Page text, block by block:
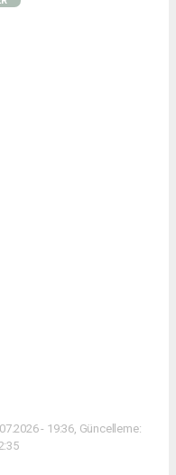
- 19:36, Güncelleme: